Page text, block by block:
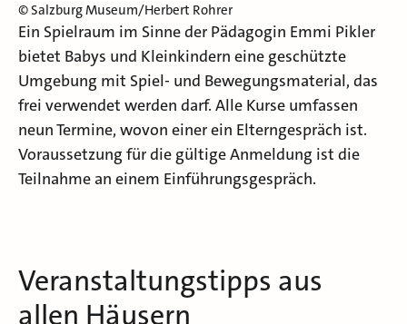
© Salzburg Museum/Herbert Rohrer
Ein Spielraum im Sinne der Pädagogin Emmi Pikler
bietet Babys und Kleinkindern eine geschützte
Umgebung mit Spiel- und Bewegungsmaterial, das
frei verwendet werden darf. Alle Kurse umfassen
neun Termine, wovon einer ein Elterngespräch ist.
Voraussetzung für die gültige Anmeldung ist die
Teilnahme an einem Einführungsgespräch.
Veranstaltungstipps aus
allen Häusern